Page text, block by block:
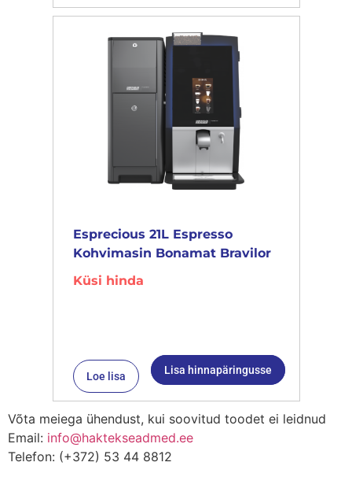
Esprecious 21L Espresso
Kohvimasin Bonamat Bravilor
Küsi hinda
Loe lisa Lisa hinnapäringusse
Võta meiega ühendust, kui soovitud toodet ei leidnud
Email: info@haktekseadmed.ee
Telefon: (+372) 53 44 8812